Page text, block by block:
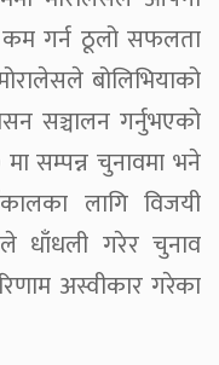
कम गर्न ठूलो सफलता
बोलिभियाको
सञ्चालन गर्नुभएको
सम्पन्न चुनावमा भने
लागि विजयी
धाँधली गरेर चुनाव
अस्वीकार गरेका